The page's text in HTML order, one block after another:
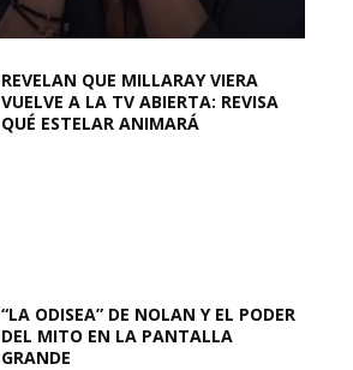
REVELAN QUE MILLARAY VIERA
VUELVE A LA TV ABIERTA: REVISA
QUÉ ESTELAR ANIMARÁ
“LA ODISEA” DE NOLAN Y EL PODER
DEL MITO EN LA PANTALLA
GRANDE